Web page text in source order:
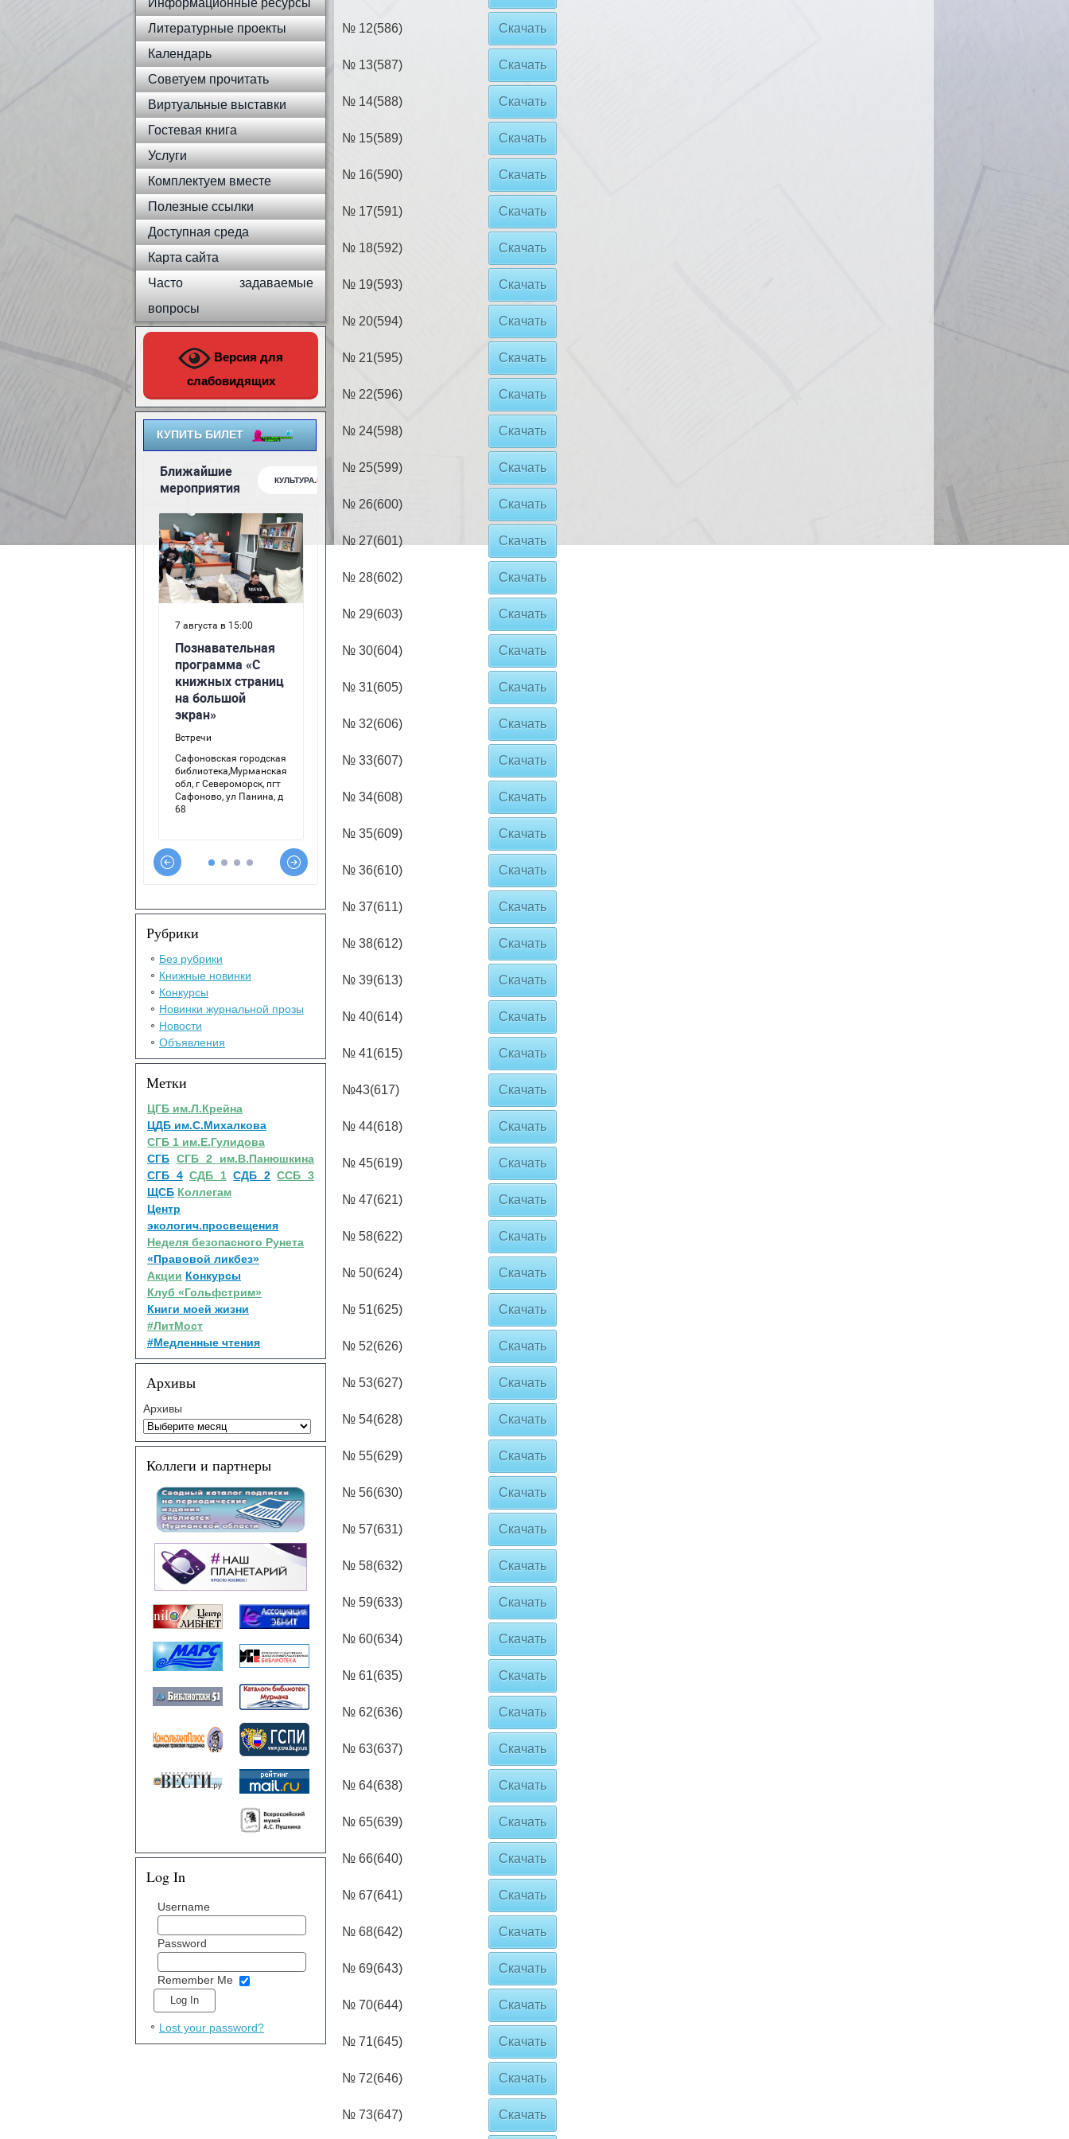
Информационные ресурсы
Литературные проекты
Календарь
Советуем прочитать
Виртуальные выставки
Гостевая книга
Услуги
Комплектуем вместе
Полезные ссылки
Доступная среда
Карта сайта
Часто задаваемые
вопросы
Версия для
слабовидящих
КУПИТЬ БИЛЕТ
Рубрики
Без рубрики
Книжные новинки
Конкурсы
Новинки журнальной прозы
Новости
Объявления
Метки
ЦГБ им.Л.Крейна
ЦДБ им.С.Михалкова
СГБ 1 им.Е.Гулидова
СГБ СГБ 2 им.В.Панюшкина
СГБ 4 СДБ 1 СДБ 2 ССБ 3
ЩСБ Коллегам
Центр
экологич.просвещения
Неделя безопасного Рунета
«Правовой ликбез»
Акции Конкурсы
Клуб «Гольфстрим»
Книги моей жизни
#ЛитМост
#Медленные чтения
Архивы
Архивы
Коллеги и партнеры
Log In
Username
Password
Remember Me
Lost your password?
№ 12(586) Скачать
№ 13(587) Скачать
№ 14(588) Скачать
№ 15(589) Скачать
№ 16(590) Скачать
№ 17(591) Скачать
№ 18(592) Скачать
№ 19(593) Скачать
№ 20(594) Скачать
№ 21(595) Скачать
№ 22(596) Скачать
№ 24(598) Скачать
№ 25(599) Скачать
№ 26(600) Скачать
№ 27(601) Скачать
№ 28(602) Скачать
№ 29(603) Скачать
№ 30(604) Скачать
№ 31(605) Скачать
№ 32(606) Скачать
№ 33(607) Скачать
№ 34(608) Скачать
№ 35(609) Скачать
№ 36(610) Скачать
№ 37(611) Скачать
№ 38(612) Скачать
№ 39(613) Скачать
№ 40(614) Скачать
№ 41(615) Скачать
№43(617) Скачать
№ 44(618) Скачать
№ 45(619) Скачать
№ 47(621) Скачать
№ 58(622) Скачать
№ 50(624) Скачать
№ 51(625) Скачать
№ 52(626) Скачать
№ 53(627) Скачать
№ 54(628) Скачать
№ 55(629) Скачать
№ 56(630) Скачать
№ 57(631) Скачать
№ 58(632) Скачать
№ 59(633) Скачать
№ 60(634) Скачать
№ 61(635) Скачать
№ 62(636) Скачать
№ 63(637) Скачать
№ 64(638) Скачать
№ 65(639) Скачать
№ 66(640) Скачать
№ 67(641) Скачать
№ 68(642) Скачать
№ 69(643) Скачать
№ 70(644) Скачать
№ 71(645) Скачать
№ 72(646) Скачать
№ 73(647) Скачать